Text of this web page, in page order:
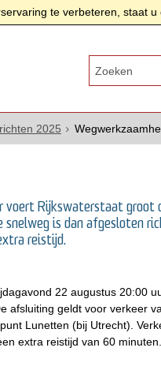
te verbeteren, staat u
2025
Rijkswaterstaat groot
snelweg is dan afgesloten
reistijd.
22 augustus 20:00
afsluiting geldt voor verkeer
Lunetten (bij Utrecht).
extra reistijd van 60 minuten.